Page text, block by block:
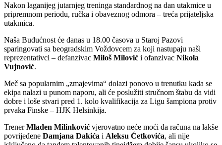
Nakon laganijeg jutarnjeg treninga standardnog na dan utakmice u
pripremnom periodu, ručka i obaveznog odmora – treća prijateljska
utakmica.
Naša Budućnost će danas u 18.00 časova u Staroj Pazovi
sparingovati sa beogradskim Voždovcem za koji nastupaju naši
reprezentativci – defanzivac Miloš Milović i ofanzivac Nikola
Vujnović.
Meč sa popularnim „zmajevima“ dolazi ponovo u trenutku kada se
ekipa nalazi u punom naporu, ali će poslužiti stručnom štabu da vidi
dobre i loše stvari pred 1. kolo kvalifikacija za Ligu šampiona protiv
prvaka Finske – HJK Helsinkija.
TrenerMladen Milinković vjerovatno neće moći da računa na lakše
povrijeđene Damjana Dakića i Aleksu Ćetkovića, ali nije